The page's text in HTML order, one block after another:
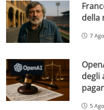
della
7
degli
5